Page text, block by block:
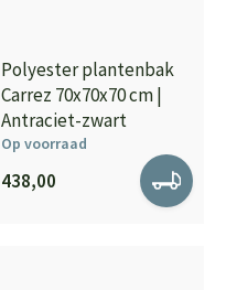
Polyester plantenbak
Carrez 70x70x70 cm |
Antraciet-zwart
Op voorraad
438,00